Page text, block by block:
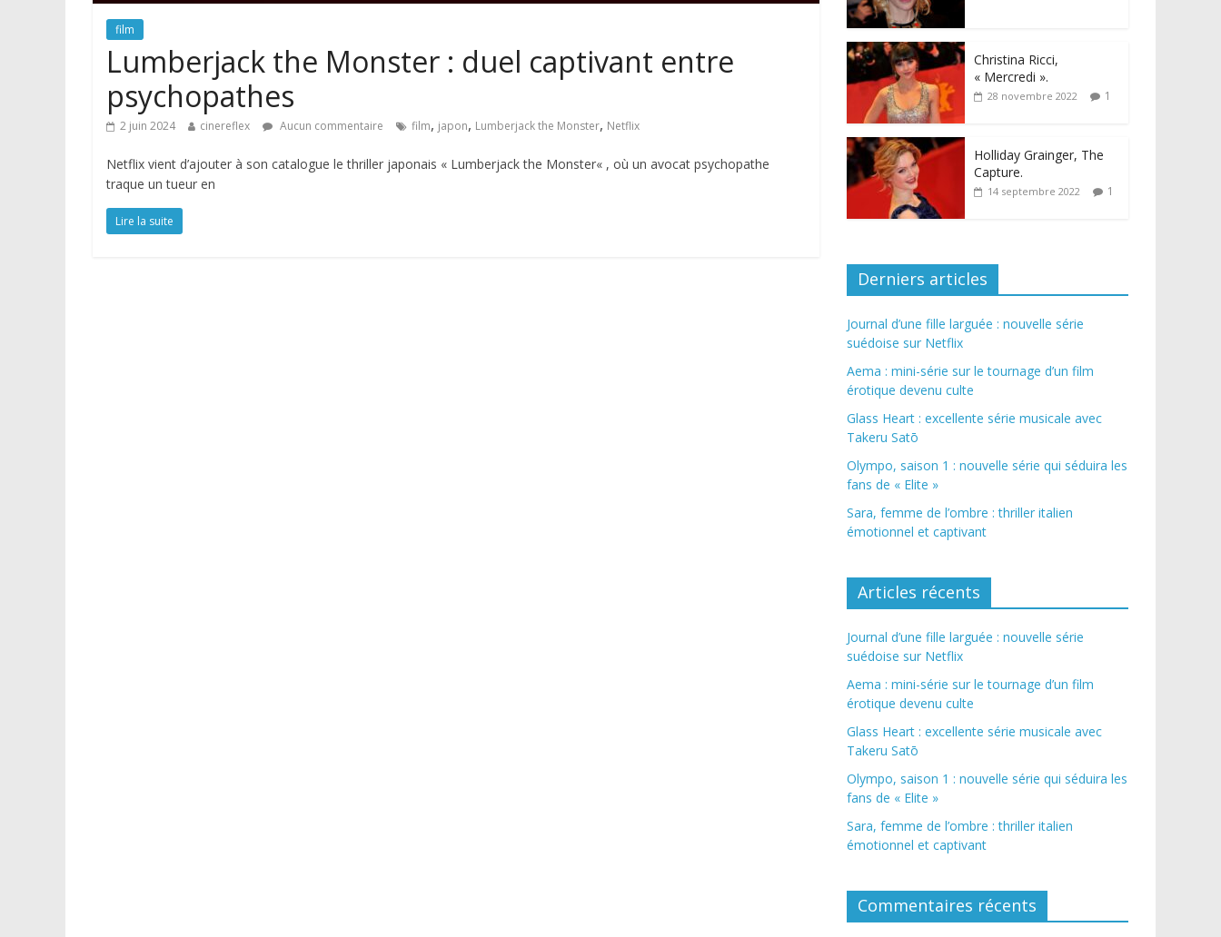
film
Lumberjack the Monster : duel captivant entre
psychopathes
2 juin 2024 cinereflex Aucun commentaire film, japon, Lumberjack the Monster, Netflix
Netflix vient d’ajouter à son catalogue le thriller japonais « Lumberjack the Monster« , où un avocat psychopathe
traque un tueur en
Lire la suite
Christina Ricci,
« Mercredi ».
28 novembre 2022 1
Holliday Grainger, The
Capture.
14 septembre 2022 1
Derniers articles
Journal d’une fille larguée : nouvelle série
suédoise sur Netflix
Aema : mini-série sur le tournage d’un film
érotique devenu culte
Glass Heart : excellente série musicale avec
Takeru Satō
Olympo, saison 1 : nouvelle série qui séduira les
fans de « Elite »
Sara, femme de l’ombre : thriller italien
émotionnel et captivant
Articles récents
Journal d’une fille larguée : nouvelle série
suédoise sur Netflix
Aema : mini-série sur le tournage d’un film
érotique devenu culte
Glass Heart : excellente série musicale avec
Takeru Satō
Olympo, saison 1 : nouvelle série qui séduira les
fans de « Elite »
Sara, femme de l’ombre : thriller italien
émotionnel et captivant
Commentaires récents